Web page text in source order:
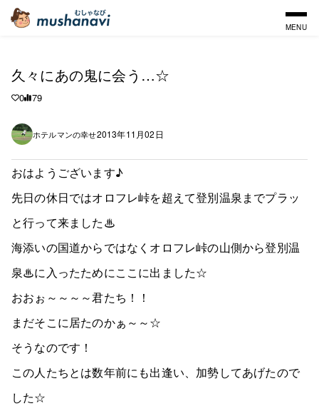
MENU
久々にあの鬼に会う…☆
0 79
ホテルマンの幸せ2013年11月02日
おはようございます♪
先日の休日ではオロフレ峠を超えて登別温泉までプラッ
と行って来ました♨
海添いの国道からではなくオロフレ峠の山側から登別温
泉♨に入ったためにここに出ました☆
おおぉ～～～～君たち！！
まだそこに居たのかぁ～～☆
そうなのです！
この人たちとは数年前にも出逢い、加勢してあげたので
した☆